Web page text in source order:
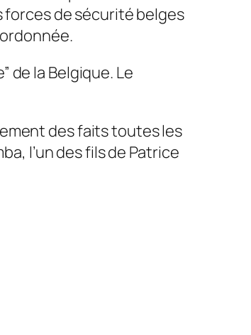
forces de sécurité belges
de la Belgique. Le
des faits toutes les
l’un des fils de Patrice